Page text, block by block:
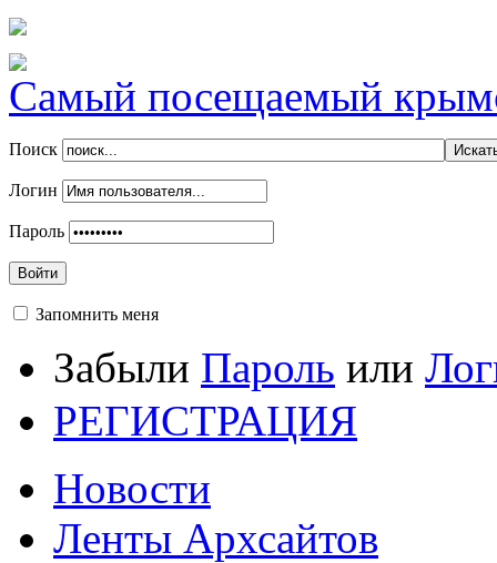
Самый посещаемый
Поиск
Логин
Пароль
Войти
Запомнить меня
Забыли Пароль или
РЕГИСТРАЦИЯ
Новости
Ленты Архсайтов